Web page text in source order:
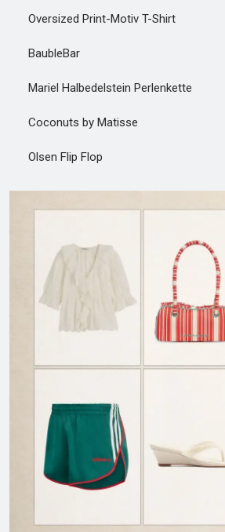
Oversized Print-Motiv T-Shirt
BaubleBar
Mariel Halbedelstein Perlenkette
Coconuts by Matisse
Olsen Flip Flop